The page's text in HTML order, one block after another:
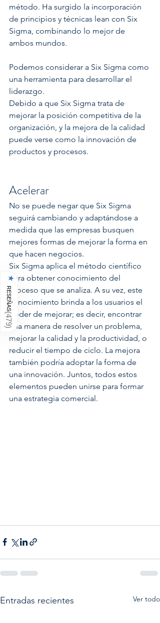
método. Ha surgido la incorporación
de principios y técnicas lean con Six
Sigma, combinando lo mejor de
ambos mundos.
Podemos considerar a Six Sigma como
una herramienta para desarrollar el
liderazgo.
Debido a que Six Sigma trata de
mejorar la posición competitiva de la
organización, y la mejora de la calidad
puede verse como la innovación de
productos y procesos.
Acelerar
No se puede negar que Six Sigma
seguirá cambiando y adaptándose a
medida que las empresas busquen
mejores formas de mejorar la forma en
que hacen negocios.
Six Sigma aplica el método científico
para obtener conocimiento del
proceso que se analiza. A su vez, este
conocimiento brinda a los usuarios el
poder de mejorar; es decir, encontrar
una manera de resolver un problema,
mejorar la calidad y la productividad, o
reducir el tiempo de ciclo. La mejora
también podría adoptar la forma de
una innovación. Juntos, todos estos
elementos pueden unirse para formar
una estrategia comercial.
Entradas recientes Ver todo
★
RESEÑAS
(
479
)